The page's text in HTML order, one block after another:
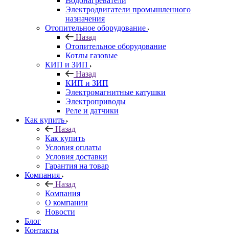
Электродвигатели промышленного
назначения
Отопительное оборудование
Назад
Отопительное оборудование
Котлы газовые
КИП и ЗИП
Назад
КИП и ЗИП
Электромагнитные катушки
Электроприводы
Реле и датчики
Как купить
Назад
Как купить
Условия оплаты
Условия доставки
Гарантия на товар
Компания
Назад
Компания
О компании
Новости
Блог
Контакты